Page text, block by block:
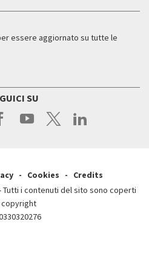
essere aggiornato su tutte le
SU
Cookies
Credits
Tutti i contenuti del sito sono coperti
copyright